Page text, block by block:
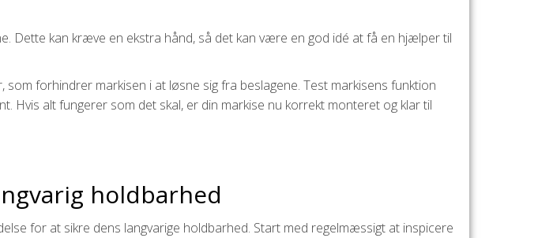
Dette kan kræve en ekstra hånd, så det kan være en god idé at få en hjælper til
forhindrer markisen i at løsne sig fra beslagene. Test markisens funktion
Hvis alt fungerer som det skal, er din markise nu korrekt monteret og klar til
holdbarhed
for at sikre dens langvarige holdbarhed. Start med regelmæssigt at inspicere